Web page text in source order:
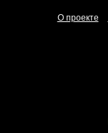
О проекте